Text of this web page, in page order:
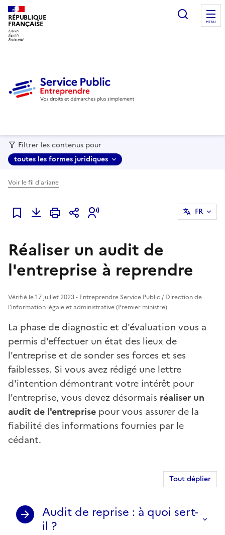
RÉPUBLIQUE
FRANÇAISE MENU
Filtrer les contenus pour
toutes les formes juridiques
Voir le fil d'ariane
Ajouter à mes favoris
FR
Réaliser un audit de
l'entreprise à reprendre
Vérifié le 17 juillet 2023 - Entreprendre Service Public / Direction de
l'information légale et administrative (Premier ministre)
La phase de diagnostic et d'évaluation vous a
permis d'effectuer un état des lieux de
l'entreprise et de sonder ses forces et ses
faiblesses. Si vous avez rédigé une lettre
d'intention démontrant votre intérêt pour
l'entreprise, vous devez désormais réaliser un
audit de l'entreprise pour vous assurer de la
fiabilité des informations fournies par le
cédant.
Tout déplier
Audit de reprise : à quoi sert-
il ?